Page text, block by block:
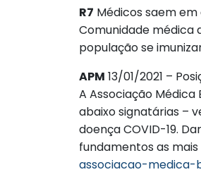
R7 Médicos saem
Comunidade médica
população se
APM 13/01/2021 –
A Associação
abaixo signatárias –
doença COVID-19.
fundamentos as
associacao-